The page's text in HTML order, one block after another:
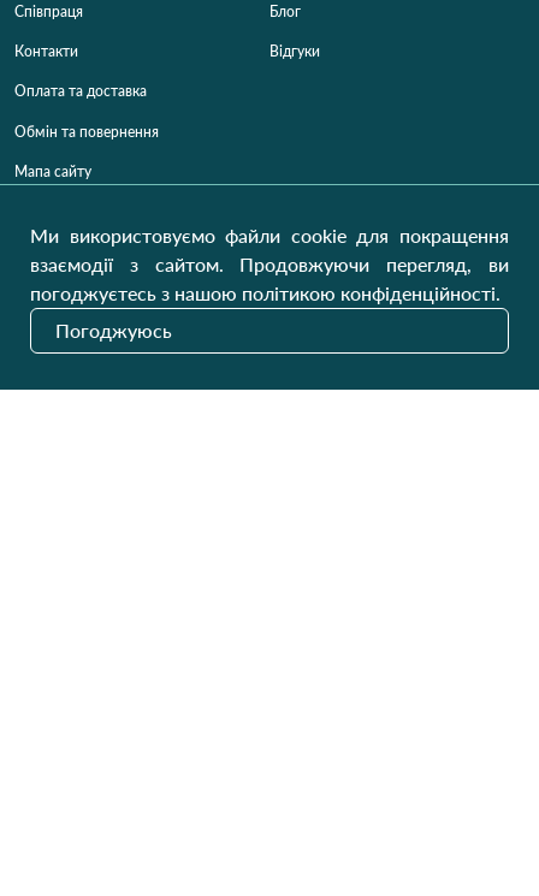
Співпраця
Контакти
Оплата та доставка
Обмін та повернення
Мапа сайту
Блог
Відгуки
Для чоловіків
+38 (073) 707-00-45
+380 (99) 302-84-98
Замовити дзвінок
Ми використовуємо файли cookie для покращення
взаємодії з сайтом. Продовжуючи перегляд, ви
погоджуєтесь з нашою політикою конфіденційності.
Погоджуюсь